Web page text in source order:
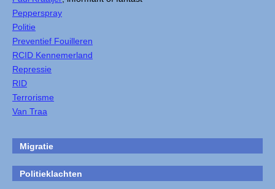
Pepperspray
Politie
Preventief Fouilleren
RCID Kennemerland
Repressie
RID
Terrorisme
Van Traa
Migratie
Politieklachten